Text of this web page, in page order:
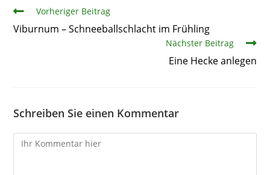
ArtikelVorheriger Beitrag
Viburnum – Schneeballschlacht im Frühling
Nächster Beitrag
Eine Hecke anlegen
Schreiben Sie einen Kommentar
Kommentare